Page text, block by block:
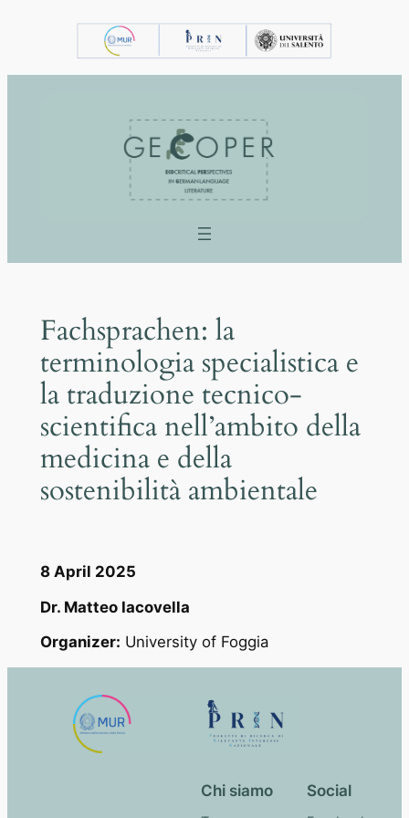
contenuto
Fachsprachen: la
terminologia specialistica e
la traduzione tecnico-
scientifica nell’ambito della
medicina e della
sostenibilità ambientale
8 April 2025
Dr. Matteo Iacovella
Organizer: University of Foggia
Chi siamo Social